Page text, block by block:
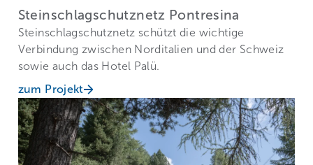
Steinschlagschutznetz Pontresina
Steinschlagschutznetz schützt die wichtige
Verbindung zwischen Norditalien und der Schweiz
sowie auch das Hotel Palü.
zum Projekt